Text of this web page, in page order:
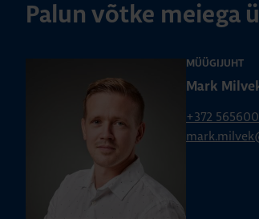
Palun võtke meiega
MÜÜGIJUHT
Mark
+372